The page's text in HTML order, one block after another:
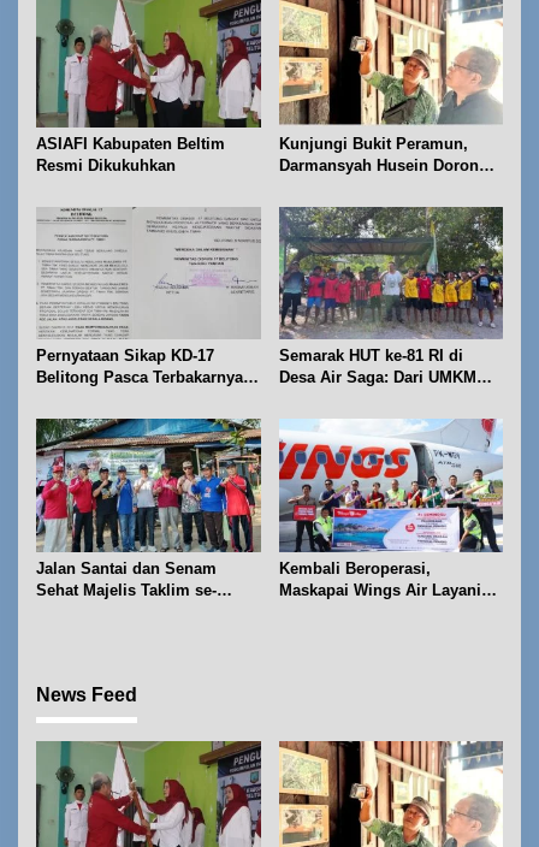
p
o
s
ASIAFI Kabupaten Beltim
Resmi Dikukuhkan
Kunjungi Bukit Peramun,
Darmansyah Husein Dorong
Pernyataan Sikap KD-17
Belitong Pasca Terbakarnya
Semarak HUT ke-81 RI di
Desa Air Saga: Dari UMKM
Jalan Santai dan Senam
Sehat Majelis Taklim se-
Kembali Beroperasi,
Maskapai Wings Air Layani
News Feed